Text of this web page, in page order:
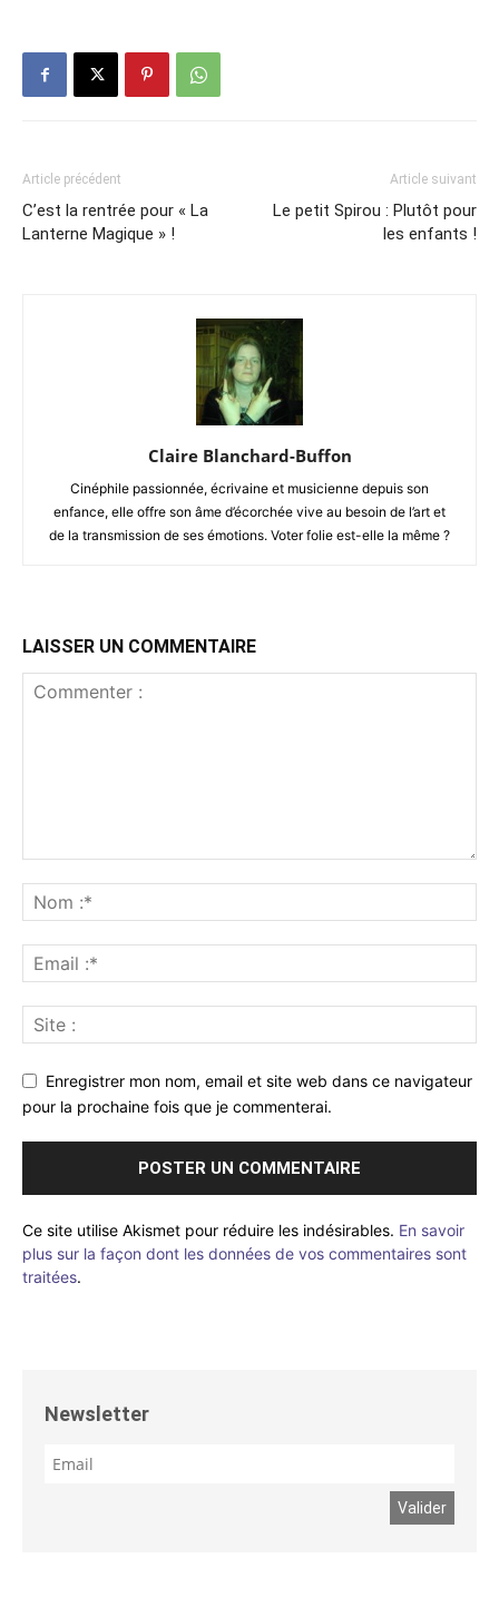
Article précédent
C’est la rentrée pour « La
Lanterne Magique » !
Article suivant
Le petit Spirou : Plutôt pour
les enfants !
Claire Blanchard-Buffon
Cinéphile passionnée, écrivaine et musicienne depuis son
enfance, elle offre son âme d’écorchée vive au besoin de l’art et
de la transmission de ses émotions. Voter folie est-elle la même ?
LAISSER UN COMMENTAIRE
Enregistrer mon nom, email et site web dans ce navigateur
pour la prochaine fois que je commenterai.
Ce site utilise Akismet pour réduire les indésirables. En savoir
plus sur la façon dont les données de vos commentaires sont
traitées.
Newsletter